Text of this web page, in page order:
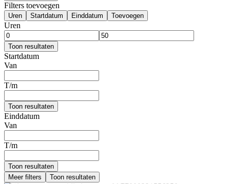
Filters toevoegen
Uren Startdatum Einddatum Toevoegen
Uren
Toon resultaten
Startdatum
Van
T/m
Toon resultaten
Einddatum
Van
T/m
Toon resultaten
Meer filters
Toon resultaten